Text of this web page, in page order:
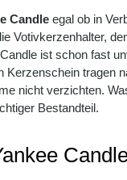
Candleegal ob in
Votivkerzenhalter,
ist schon fast
tragen
nicht verzichten.
Bestandteil.